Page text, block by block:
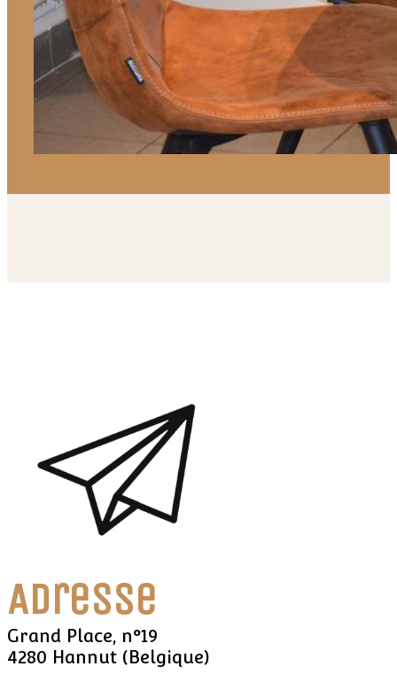
Adresse
Grand Place, n°19
4280 Hannut (Belgique)